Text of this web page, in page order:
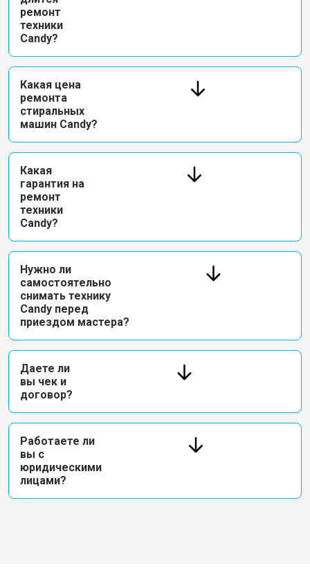
ремонт
техники
Candy?
Какая цена
ремонта
стиральных
машин Candy?
Какая
гарантия на
ремонт
техники
Candy?
Нужно ли
самостоятельно
снимать технику
Candy перед
приездом мастера?
Даете ли
вы чек и
договор?
Работаете ли
вы с
юридическими
лицами?